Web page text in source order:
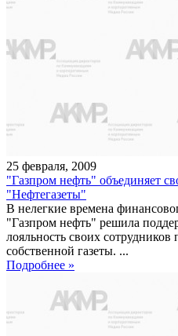
25 февраля, 2009
"Газпром нефть" объединяет
"Нефтегазеты"
В нелегкие времена
"Газпром нефть" решила
лояльность своих
собственной газеты. ...
Подробнее »